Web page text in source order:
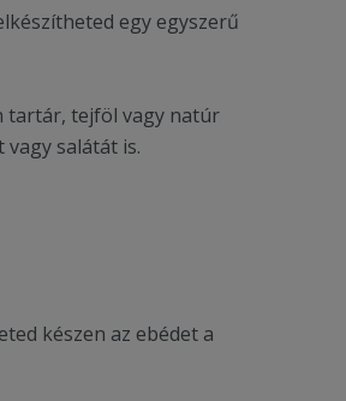
egy egyszerű
tartár, tejföl vagy natúr
salátát is.
készen az ebédet a